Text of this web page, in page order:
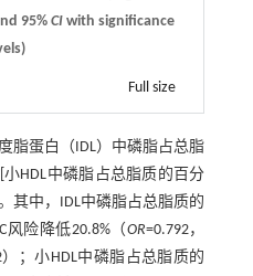
95%CI with significance
Full size
脂蛋白（IDL）中磷脂占总脂
小HDL中磷脂占总脂质的百分
其中，IDL中磷脂占总脂质的
风险降低20.8%（OR=0.792，
）；小HDL中磷脂占总脂质的